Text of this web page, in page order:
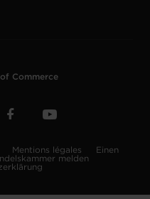
Commerce
Mentions légales
Einen
melden